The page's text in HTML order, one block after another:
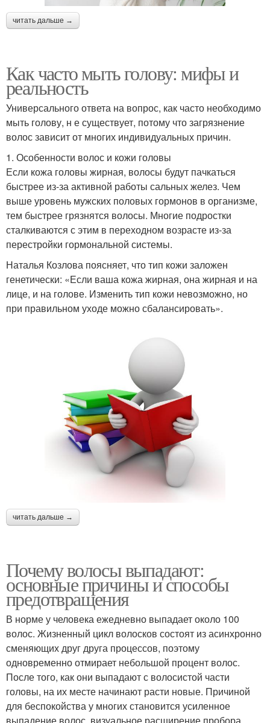
читать дальше →
Как часто мыть голову: мифы и
реальность
Универсального ответа на вопрос, как часто необходимо
мыть голову, н е существует, потому что загрязнение
волос зависит от многих индивидуальных причин.
1. Особенности волос и кожи головы
Если кожа головы жирная, волосы будут пачкаться
быстрее из-за активной работы сальных желез. Чем
выше уровень мужских половых гормонов в организме,
тем быстрее грязнятся волосы. Многие подростки
сталкиваются с этим в переходном возрасте из-за
перестройки гормональной системы.
Наталья Козлова поясняет, что тип кожи заложен
генетически: «Если ваша кожа жирная, она жирная и на
лице, и на голове. Изменить тип кожи невозможно, но
при правильном уходе можно сбалансировать».
читать дальше →
Почему волосы выпадают:
основные причины и способы
предотвращения
В норме у человека ежедневно выпадает около 100
волос. Жизненный цикл волосков состоят из асинхронно
сменяющих друг друга процессов, поэтому
одновременно отмирает небольшой процент волос.
После того, как они выпадают с волосистой части
головы, на их месте начинают расти новые. Причиной
для беспокойства у многих становится усиленное
выпадение волос, визуальное расширение пробора,